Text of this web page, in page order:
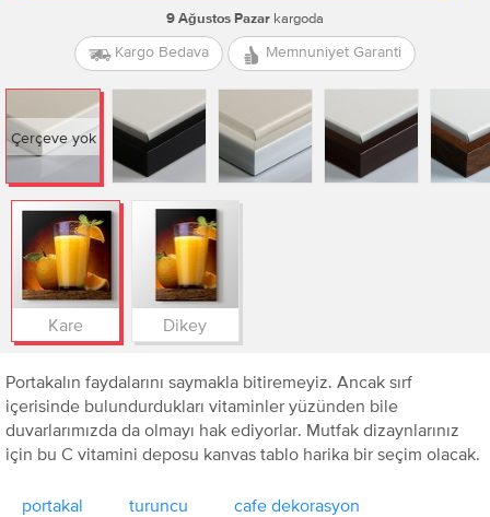
9 Ağustos Pazar kargoda
Kargo Bedava Memnuniyet Garanti
Çerçeve yok
Kare Dikey
Portakalın faydalarını saymakla bitiremeyiz. Ancak sırf
içerisinde bulundurdukları vitaminler yüzünden bile
duvarlarımızda da olmayı hak ediyorlar. Mutfak dizaynlarınız
için bu C vitamini deposu kanvas tablo harika bir seçim olacak.
portakal turuncu cafe dekorasyon